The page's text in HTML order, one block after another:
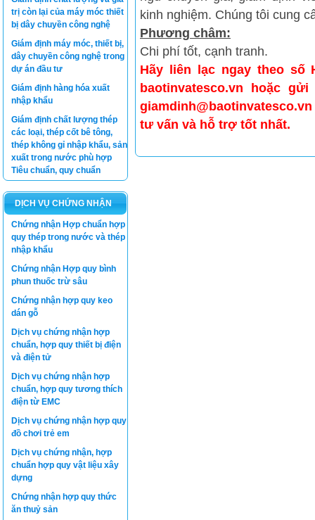
trị còn lại của máy móc thiết
bị dây chuyền công nghệ
Giám định máy móc, thiết bị,
dây chuyền công nghệ trong
dự án đầu tư
Giám định hàng hóa xuất
nhập khẩu
Giám định chất lượng thép
các loại, thép cốt bê tông,
thép không gỉ nhập khẩu, sản
xuất trong nước phù hợp
Tiêu chuẩn, quy chuẩn
DỊCH VỤ CHỨNG NHẬN
Chứng nhận Hợp chuẩn hợp
quy thép trong nước và thép
nhập khẩu
Chứng nhận Hợp quy bình
phun thuốc trừ sâu
Chứng nhận hợp quy keo
dán gỗ
Dịch vụ chứng nhận hợp
chuẩn, hợp quy thiết bị điện
và điện tử
Dịch vụ chứng nhận hợp
chuẩn, hợp quy tương thích
điện từ EMC
Dịch vụ chứng nhận hợp quy
đồ chơi trẻ em
Dịch vụ chứng nhận, hợp
chuẩn hợp quy vật liệu xây
dựng
Chứng nhận hợp quy thức
ăn thuỷ sản
kinh nghiệm. Chúng tôi cung
Phương châm:
Chi phí tốt, cạnh tranh.
Hãy liên lạc ngay theo số
baotinvatesco.vn hoặc
tư vấn và hỗ trợ tốt nhất.